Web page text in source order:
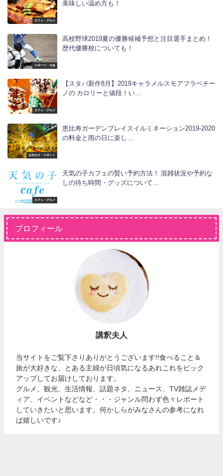
カフェ・グルメ
美味しい温め方も！
スポーツ・大会
高校野球2019夏の優勝候補予想と注目選手まとめ！
歴代優勝校についても！
カフェ・グルメ
【スタバ新作8月】2019キャラメルスモアフラペチー
ノの カロリーと値段！い…
お出かけ・スポット
恵比寿ガーデンプレイスイルミネーション2019-2020
の料金と雨の日に楽し…
カフェ・グルメ
天気の子カフェの賢い予約方法！ 混雑状況や予約な
しの待ち時間・グッズについて…
プロフィール
講釈夫人
当サイトをご覧下さりありがとうございます!!食べること＆
旅が大好きな、とある主婦が日頃気になるあれこれをピック
アップしてお届けしております。
グルメ、観光、生活情報、話題ネタ、ニュース、TV雑誌メデ
ィア、イベントなどなど・・・ジャンル問わず色々レポート
していきたいと思います。何かしらがみなさんの参考になれ
ば嬉しいです♪